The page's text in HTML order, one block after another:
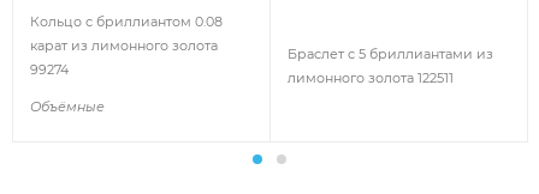
Кольцо с бриллиантом 0.08
карат из лимонного золота
99274
Объёмные
Браслет с 5 бриллиантами из
лимонного золота 122511